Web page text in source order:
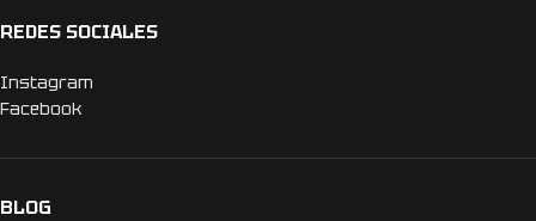
REDES SOCIALES
Instagram
Facebook
BLOG